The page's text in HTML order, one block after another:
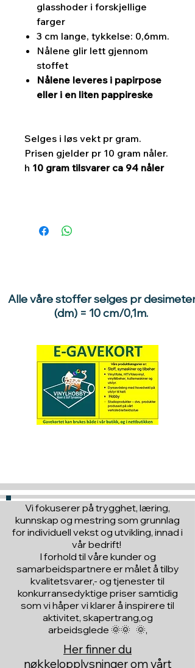
glasshoder i forskjellige
farger
3 cm lange, tykkelse: 0,6mm.
Nålene glir lett gjennom
stoffet
Nålene leveres i papirpose
eller i en liten pappireske
Selges i løs vekt pr gram.
Prisen gjelder pr 10 gram nåler.
h 10 gram tilsvarer ca 94 nåler
Alle våre stoffer selges pr desimeter
(dm) = 10 cm/0,1m.
Vi fokuserer på trygghet, læring,
kunnskap og mestring som grunnlag
for individuell vekst og utvikling, innad i
vår bedrift!
I forhold til våre kunder og
samarbeidspartnere er målet å tilby
kvalitetsvarer,- og tjenester til
konkurransedyktige priser samtidig
som vi håper vi klarer å inspirere til
aktivitet, skapertrang,og
arbeidsglede 🌞🌞 🌞,
Her finner du
nøkkelopplysninger om vårt